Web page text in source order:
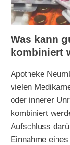
Was kann
kombiniert
Apotheke
vielen
oder innerer
kombiniert
Aufschluss
Einnahme